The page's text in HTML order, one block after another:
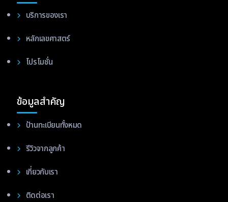
บริการของเรา
หลักเลขศาสตร์
โปรโมชั่น
ข้อมูลสำคัญ
ป้านทะเบียนทั้งหมด
รีวิวจากลูกค้า
เกี่ยวกับเรา
ติดต่อเรา